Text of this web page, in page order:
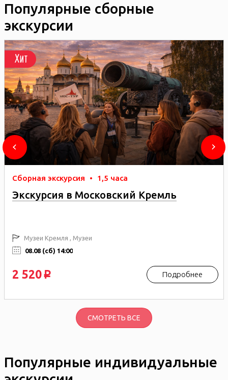
Популярные сборные
экскурсии
Хит
Сборная экскурсия • 1,5 часа
Экскурсия в Московский Кремль
Музеи Кремля , Музеи
08.08 (сб) 14:00
2 520 p Подробнее
СМОТРЕТЬ ВСЕ
Популярные индивидуальные